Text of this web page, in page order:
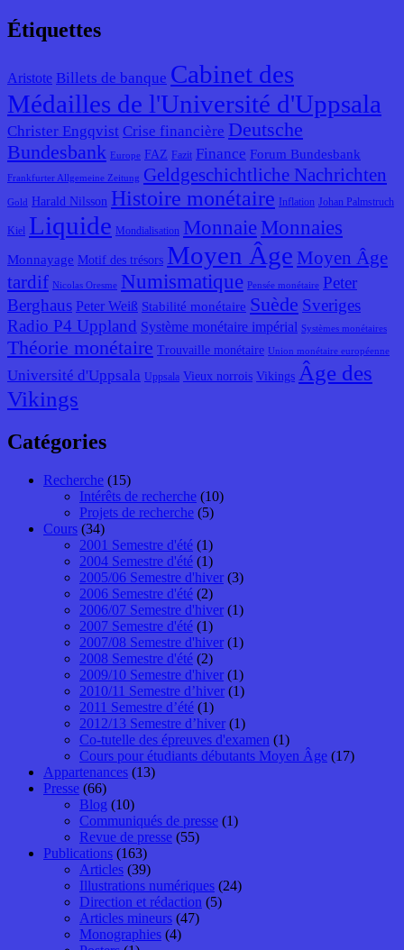
Étiquettes
Aristote Billets de banque Cabinet des
Médailles de l'Université d'Uppsala
Christer Engqvist Crise financière Deutsche
Bundesbank
Europe FAZ Fazit Finance Forum Bundesbank
Frankfurter Allgemeine Zeitung Geldgeschichtliche Nachrichten
Gold Harald Nilsson Histoire monétaire Inflation Johan Palmstruch
Kiel Liquide Mondialisation Monnaie Monnaies
Monnayage Motif des trésors Moyen Âge Moyen Âge
tardif Nicolas Oresme Numismatique Pensée monétaire Peter
Berghaus Peter Weiß Stabilité monétaire Suède Sveriges
Radio P4 Uppland Système monétaire impérial Systèmes monétaires
Théorie monétaire Trouvaille monétaire Union monétaire européenne
Université d'Uppsala Uppsala Vieux norrois Vikings Âge des
Vikings
Catégories
Recherche (15)
Intérêts de recherche (10)
Projets de recherche (5)
Cours (34)
2001 Semestre d'été (1)
2004 Semestre d'été (1)
2005/06 Semestre d'hiver (3)
2006 Semestre d'été (2)
2006/07 Semestre d'hiver (1)
2007 Semestre d'été (1)
2007/08 Semestre d'hiver (1)
2008 Semestre d'été (2)
2009/10 Semestre d'hiver (1)
2010/11 Semestre d’hiver (1)
2011 Semestre d’été (1)
2012/13 Semestre d’hiver (1)
Co-tutelle des épreuves d'examen (1)
Cours pour étudiants débutants Moyen Âge (17)
Appartenances (13)
Presse (66)
Blog (10)
Communiqués de presse (1)
Revue de presse (55)
Publications (163)
Articles (39)
Illustrations numériques (24)
Direction et rédaction (5)
Articles mineurs (47)
Monographies (4)